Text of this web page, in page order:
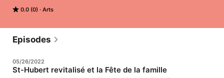
0.0 (0) Arts
les nouvelles locales, régionales et nationales sous un autre
Curieuse de nature, diplômée en droit et en sciences
économiques, conseillère municipale à Longueuil pendant 10
ans où elle a été de tous les dossiers, elle nous présente son
société, de dossiers chauds locaux ou de mettre en valeur les
bons coups des acteurs du milieu, cette chronique leur offrira
Episodes
05/26/2022
St-Hubert revitalisé et la Fête de la famille